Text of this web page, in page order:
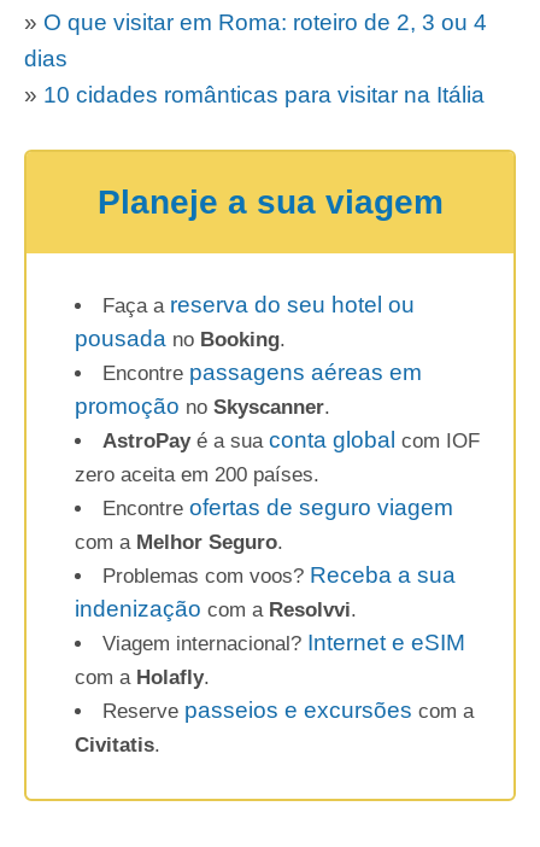
» O que visitar em Roma: roteiro de 2, 3 ou 4
dias
» 10 cidades românticas para visitar na Itália
Planeje a sua viagem
Faça a reserva do seu hotel ou
pousada no Booking.
Encontre passagens aéreas em
promoção no Skyscanner.
AstroPayé a sua conta global com IOF
zero aceita em 200 países.
Encontre ofertas de seguro viagem
com a Melhor Seguro.
Problemas com voos? Receba a sua
indenização com a Resolvvi.
Viagem internacional? Internet e eSIM
com a Holafly.
Reserve passeios e excursões com a
Civitatis.